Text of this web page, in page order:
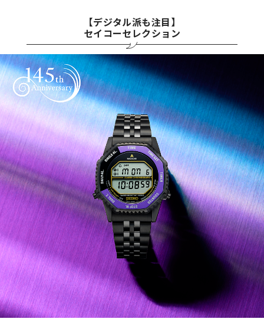
【デジタル派も注目】
セイコーセレクション